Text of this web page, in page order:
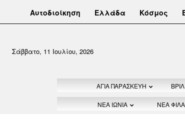
Αυτοδιοίκηση Ελλάδα Κόσμος
Σάββατο, 11 Ιουλίου, 2026
ΑΓΙΑ ΠΑΡΑΣΚΕΥΗ
ΝΕΑ ΙΩΝΙΑ ΝΕΑ